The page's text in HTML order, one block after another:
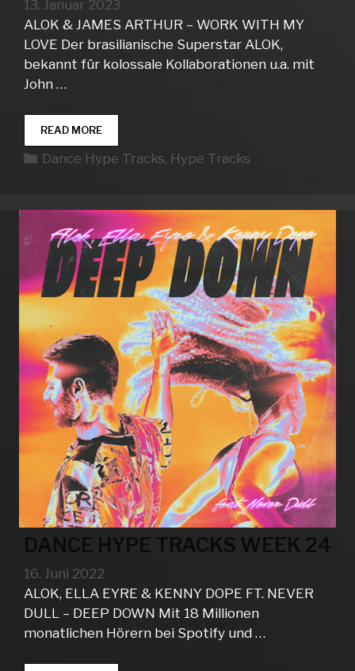
13. Januar 2023
ALOK & JAMES ARTHUR – WORK WITH MY
LOVE Der brasilianische Superstar ALOK,
bekannt für kolossale Kollaborationen u.a. mit
John …
READ MOREDANCE
HYPE
TRACKS
Kategorien
Dance Hype Tracks, Hype Tracks
DANCE HYPE TRACKS WEEK 24
16. Juni 2022
ALOK, ELLA EYRE & KENNY DOPE FT. NEVER
DULL – DEEP DOWN Mit 18 Millionen
monatlichen Hörern bei Spotify und …